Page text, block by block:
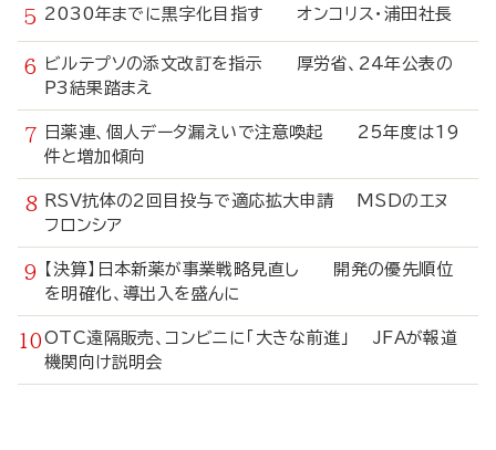
2030年までに黒字化目指す オンコリス・浦田社長
ビルテプソの添文改訂を指示 厚労省、24年公表の
P3結果踏まえ
日薬連、個人データ漏えいで注意喚起 25年度は19
件と増加傾向
RSV抗体の2回目投与で適応拡大申請 MSDのエヌ
フロンシア
【決算】日本新薬が事業戦略見直し 開発の優先順位
を明確化、導出入を盛んに
OTC遠隔販売、コンビニに「大きな前進」 JFAが報道
機関向け説明会